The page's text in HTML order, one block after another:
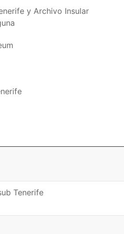
y Archivo Insular
Tenerife